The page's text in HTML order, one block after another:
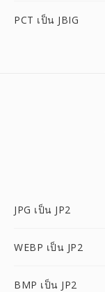
PCT เป็น JBIG
JPG เป็น JP2
WEBP เป็น JP2
BMP เป็น JP2